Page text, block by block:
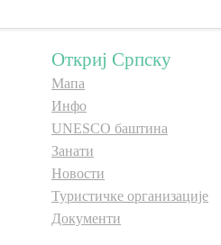
Откриј Српску
Мапа
Инфо
UNESCO баштина
Занати
Новости
Туристичке организације
Документи